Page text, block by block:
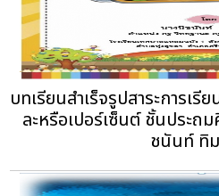
บทเรียนสำเร็จรูปสาระการเ
ละหรือเปอร์เซ็นต์ ชั้นประ
ชนันท์ ทิ